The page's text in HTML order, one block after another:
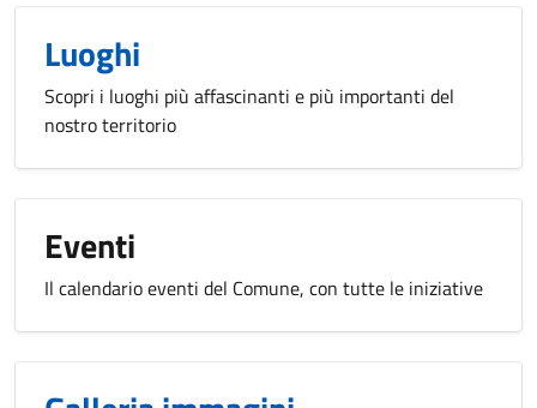
Luoghi
Scopri i luoghi più affascinanti e più importanti del
nostro territorio
Eventi
Il calendario eventi del Comune, con tutte le iniziative